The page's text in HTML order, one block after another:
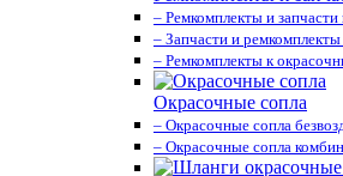
– Ремкомплекты и
– Запчасти и
– Ремкомплекты к
Окрасочные сопла
– Окрасочные сопла
– Окрасочные сопла